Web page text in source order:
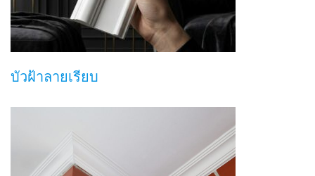
บัวฝ้าลายเรียบ